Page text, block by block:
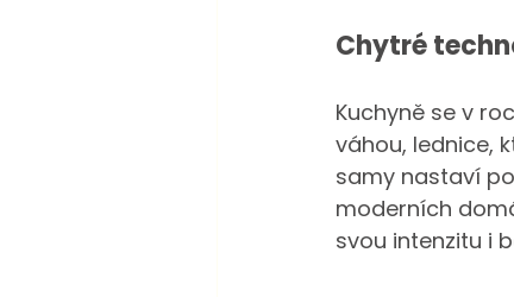
Chytré
Kuchyně se v
váhou, lednice,
samy nastaví
moderních
svou intenzitu i